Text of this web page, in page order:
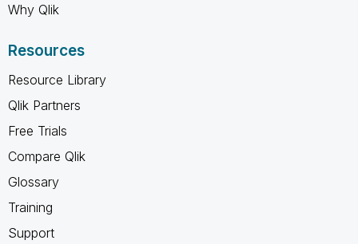
Why Qlik
Resources
Resource Library
Qlik Partners
Free Trials
Compare Qlik
Glossary
Training
Support